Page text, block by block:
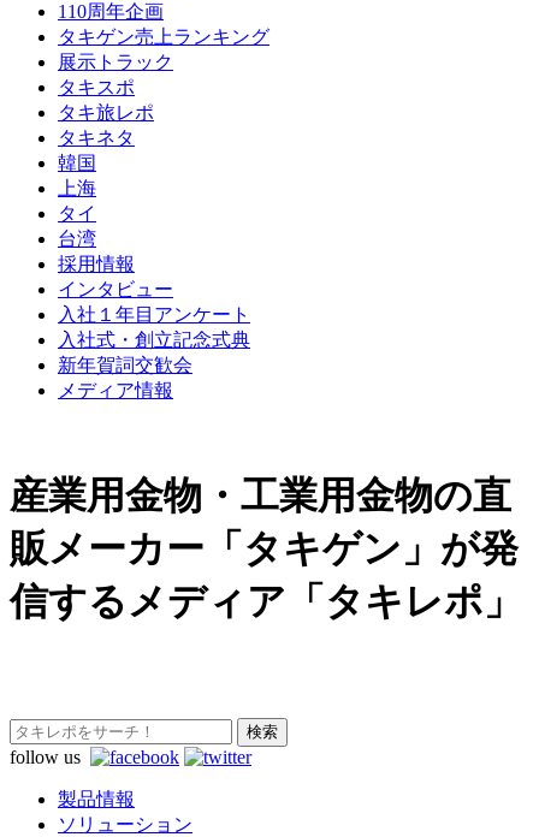
110周年企画
タキゲン売上ランキング
展示トラック
タキスポ
タキ旅レポ
タキネタ
韓国
上海
タイ
台湾
採用情報
インタビュー
入社１年目アンケート
入社式・創立記念式典
新年賀詞交歓会
メディア情報
産業用金物・工業用金物の直
販メーカー「タキゲン」が発
信するメディア「タキレポ」
follow us
製品情報
ソリューション